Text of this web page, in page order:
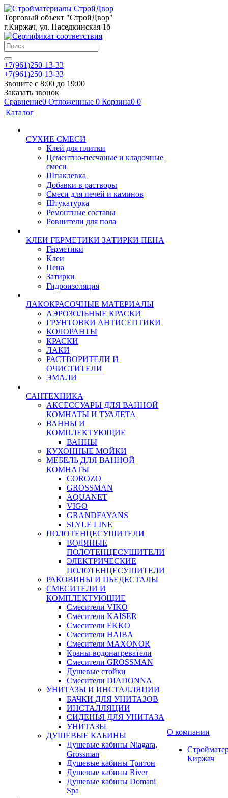
Торговый объект "СтройДвор"
г.Киржач, ул. Наседкинская 1б
+7(961)250-13-33
+7(961)250-13-33
Звоните с 8:00 до 19:00
Заказать звонок
Сравнение0 Отложенные 0 Корзина0 0
Каталог
СУХИЕ СМЕСИ
Клей для плитки
Цементно-песчаные и кладочные
смеси
Шпаклевка
Добавки в растворы
Смеси для печей и каминов
Штукатурка
Ремонтные составы
Ровнители для пола
КЛЕИ ГЕРМЕТИКИ ЗАТИРКИ ПЕНА
Герметики
Клеи
Пена
Затирки
Гидроизоляция
ЛАКОКРАСОЧНЫЕ МАТЕРИАЛЫ
АЭРОЗОЛЬНЫЕ КРАСКИ
ГРУНТОВКИ АНТИСЕПТИКИ
КОЛОРАНТЫ
КРАСКИ
ЛАКИ
РАСТВОРИТЕЛИ И
ОЧИСТИТЕЛИ
ЭМАЛИ
САНТЕХНИКА
АКСЕССУАРЫ ДЛЯ ВАННОЙ
КОМНАТЫ И ТУАЛЕТА
ВАННЫ И
КОМПЛЕКТУЮЩИЕ
ВАННЫ
КУХОННЫЕ МОЙКИ
МЕБЕЛЬ ДЛЯ ВАННОЙ
КОМНАТЫ
COROZO
GROSSMAN
AQUANET
VIGO
GRANDFAYANS
SLYLE LINE
ПОЛОТЕНЦЕСУШИТЕЛИ
ВОДЯНЫЕ
ПОЛОТЕНЦЕСУШИТЕЛИ
ЭЛЕКТРИЧЕСКИЕ
ПОЛОТЕНЦЕСУШИТЕЛИ
РАКОВИНЫ И ПЬЕДЕСТАЛЫ
СМЕСИТЕЛИ И
КОМПЛЕКТУЮЩИЕ
Смесители VIKO
Смесители KAISER
Смесители EKKO
Смесители HAIBA
Смесители MAXONOR
Краны-водонагреватели
Смесители GROSSMAN
Душевые стойки
Смесители DIADONNA
УНИТАЗЫ И ИНСТАЛЛЯЦИИ
БАЧКИ ДЛЯ УНИТАЗОВ
ИНСТАЛЛЯЦИИ
СИДЕНЬЯ ДЛЯ УНИТАЗА
УНИТАЗЫ
ДУШЕВЫЕ КАБИНЫ
Душевые кабины Niagara,
Grossman
Душевые кабины Тритон
Душевые кабины River
Душевые кабины Domani
Spa
О компании
Киржач